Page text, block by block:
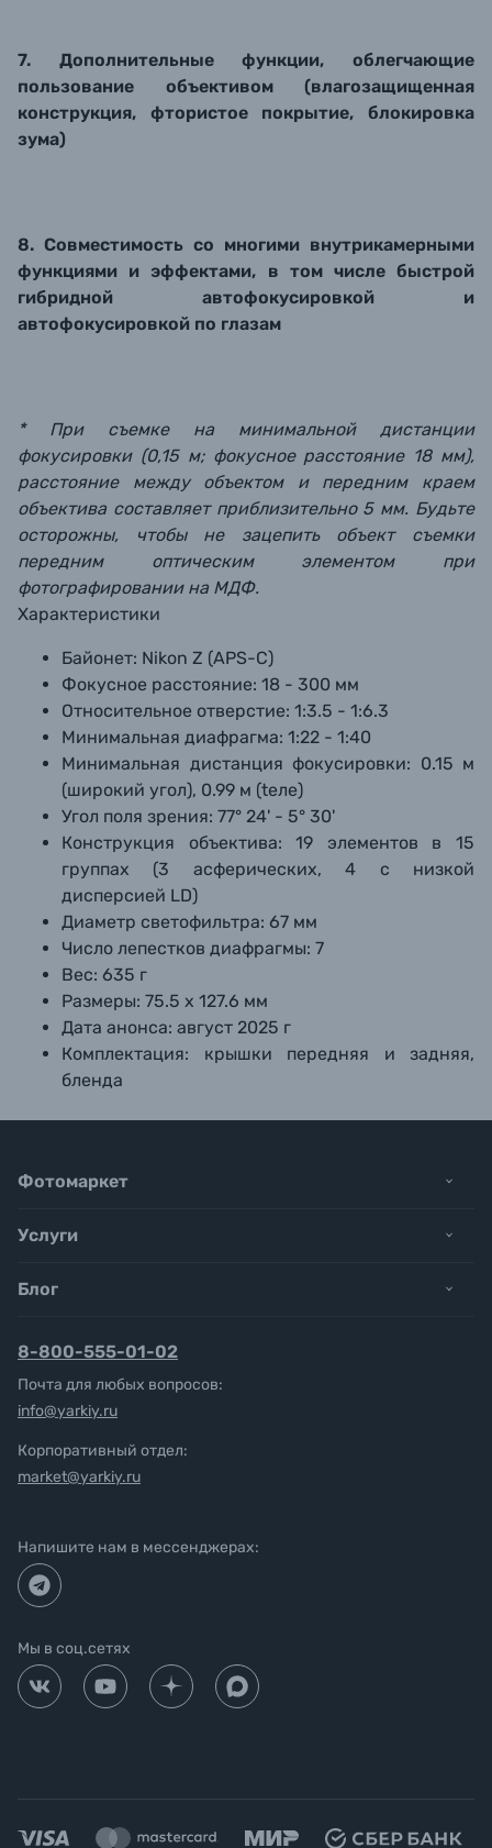
7. Дополнительные функции, облегчающие
пользование объективом (влагозащищенная
конструкция, фтористое покрытие, блокировка
зума)
8. Совместимость со многими внутрикамерными
функциями и эффектами, в том числе быстрой
гибридной автофокусировкой и
автофокусировкой по глазам
* При съемке на минимальной дистанции
фокусировки (0,15 м; фокусное расстояние 18 мм),
расстояние между объектом и передним краем
объектива составляет приблизительно 5 мм. Будьте
осторожны, чтобы не зацепить объект съемки
передним оптическим элементом при
фотографировании на МДФ.
Характеристики
Байонет: Nikon Z (APS-C)
Фокусное расстояние: 18 - 300 мм
Относительное отверстие: 1:3.5 - 1:6.3
Минимальная диафрагма: 1:22 - 1:40
Минимальная дистанция фокусировки: 0.15 м
(широкий угол), 0.99 м (teлe)
Угол поля зрения: 77° 24' - 5° 30'
Конструкция объектива:
19 элементов в 15
группах (3 асферических, 4 с низкой
дисперсией LD)
Диаметр светофильтра: 67 мм
Число лепестков диафрагмы: 7
Вес: 635 г
Размеры: 75.5 х 127.6 мм
Дата анонса: август 2025 г
Комплектация:
крышки передняя и задняя,
бленда
Фотомаркет
Услуги
Блог
8-800-555-01-02
Почта для любых вопросов:
info@yarkiy.ru
Корпоративный отдел:
market@yarkiy.ru
Напишите нам в мессенджерах:
Мы в соц.сетях